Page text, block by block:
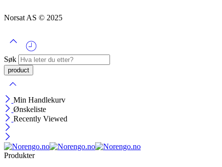
Norsat AS © 2025
Søk
Min Handlekurv
Ønskeliste
Recently Viewed
Produkter